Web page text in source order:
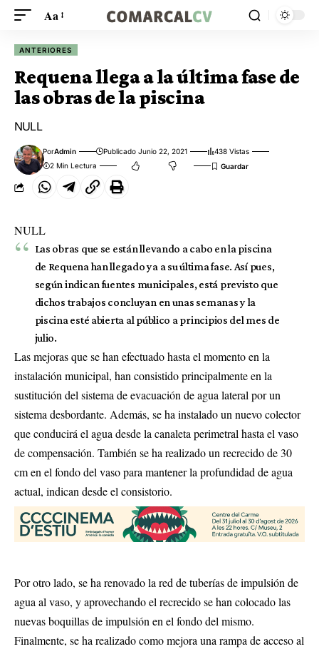
Aa
ANTERIORES
Requena llega a la última fase de
las obras de la piscina
NULL
PorAdmin Publicado Junio 22, 2021
438 Vistas
2 Min Lectura
NULL
Las obras que se están llevando a cabo en la piscina
de Requena han llegado ya a su última fase. Así pues,
según indican fuentes municipales, está previsto que
dichos trabajos concluyan en unas semanas y la
piscina esté abierta al público a principios del mes de
julio.
Las mejoras que se han efectuado hasta el momento en la
instalación municipal, han consistido principalmente en la
sustitución del sistema de evacuación de agua lateral por un
sistema desbordante. Además, se ha instalado un nuevo colector
que conducirá el agua desde la canaleta perimetral hasta el vaso
de compensación. También se ha realizado un recrecido de 30
cm en el fondo del vaso para mantener la profundidad de agua
actual, indican desde el consistorio.
Por otro lado, se ha renovado la red de tuberías de impulsión de
agua al vaso, y aprovechando el recrecido se han colocado las
nuevas boquillas de impulsión en el fondo del mismo.
Finalmente, se ha realizado como mejora una rampa de acceso al